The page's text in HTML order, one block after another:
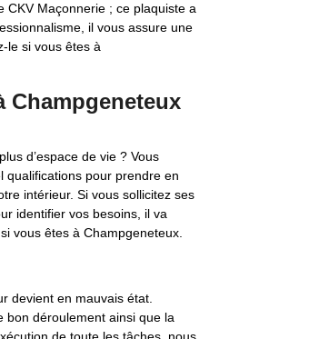
Maçonnerie ; ce plaquiste a
il vous assure une
le si vous êtes à
Champgeneteux
d’espace de vie ? Vous
qualifications pour prendre en
intérieur. Si vous sollicitez ses
identifier vos besoins, il va
vous êtes à Champgeneteux.
devient en mauvais état.
déroulement ainsi que la